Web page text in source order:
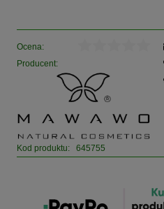
Ocena:
Producent:
Kod produktu: 645755